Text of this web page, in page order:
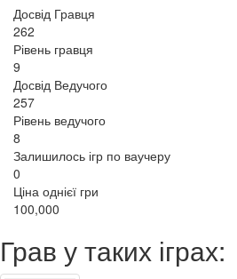
Досвід Гравця
262
Рівень гравця
9
Досвід Ведучого
257
Рівень ведучого
8
Залишилось ігр по ваучеру
0
Ціна однієї гри
100,000
Грав у таких іграх: